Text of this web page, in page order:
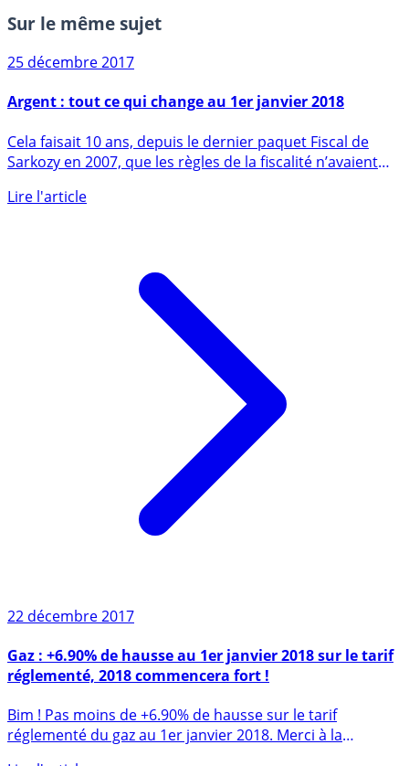
Sur le même sujet
25 décembre 2017
Argent : tout ce qui change au 1er janvier 2018
Cela faisait 10 ans, depuis le dernier paquet Fiscal de
Sarkozy en 2007, que les règles de la fiscalité n’avaient
22 décembre 2017
réglementé, 2018 commencera fort !